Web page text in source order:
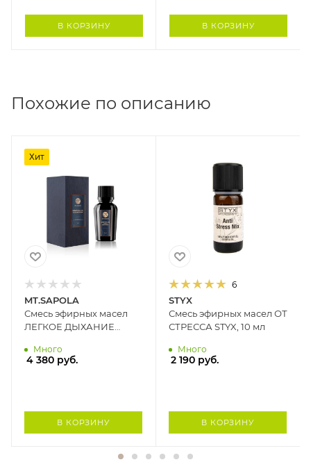
В КОРЗИНУ В КОРЗИНУ
Похожие по описанию
Хит
MT.SAPOLA
Смесь эфирных масел
ЛЕГКОЕ ДЫХАНИЕ
Много
4 380 руб.
В КОРЗИНУ
6
STYX
Смесь эфирных масел ОТ
СТРЕССА STYX, 10 мл
Много
2 190 руб.
В КОРЗИНУ